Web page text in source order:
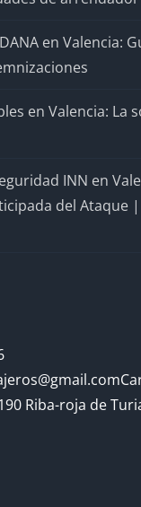
en Valencia:
en Valencia: La
INN en
del Ataque
Riba-roja de